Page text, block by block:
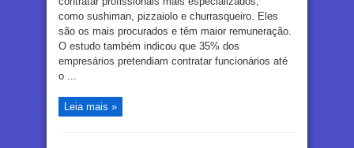
como sushiman, pizzaiolo e churrasqueiro. Eles
são os mais procurados e têm maior remuneração.
O estudo também indicou que 35% dos
empresários pretendiam contratar funcionários até
o ...
Leia mais »